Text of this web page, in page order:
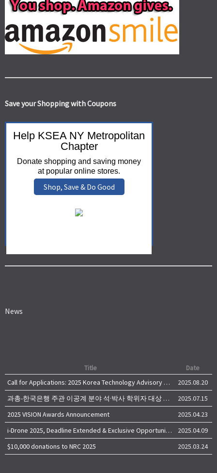
Save your Shopping with Coupons
Help KSEA NY Metropolitan
Chapter
Donate shopping and saving money
at popular online stores.
Shop, Save & Do Good
News
Title
Date
Call for Applications: 2025 Korea Technology Advisory Group (K-TAG)
2025.08.20
과총-한국은행 주관 이공계 분야 석·박사 학위자 대상 서베이
2025.07.15
2025 VISION Awards Announcement
2025.04.23
i-Drone 2025, Deadline Extended & Exclusive Opportunity to Travel to Korea!
2025.04.09
$10,000 donations to NRC 2025
2025.03.24